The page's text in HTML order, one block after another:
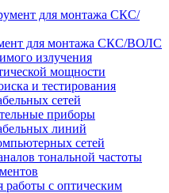
для монтажа СКС/ВОЛС
излучения
мощности
и тестирования
сетей
приборы
линий
сетей
тональной частоты
работы с оптическим